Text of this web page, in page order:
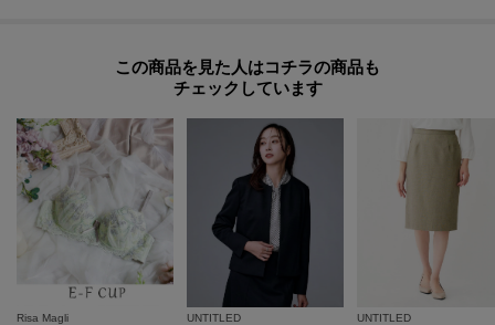
この商品を見た人はコチラの商品も
チェックしています
Risa Magli
UNTITLED
UNTITLED